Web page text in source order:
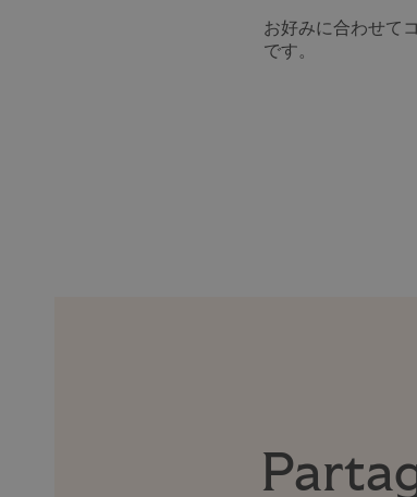
お好みに合わせて
です。